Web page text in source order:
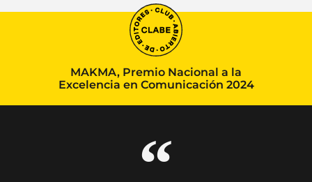
MAKMA, Premio Nacional a la
Excelencia en Comunicación 2024